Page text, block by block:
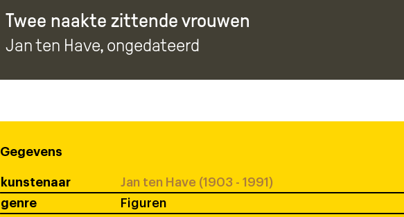
Twee naakte zittende vrouwen
Jan ten Have, ongedateerd
Gegevens
kunstenaar
Jan ten Have (1903 - 1991)
genre
Figuren